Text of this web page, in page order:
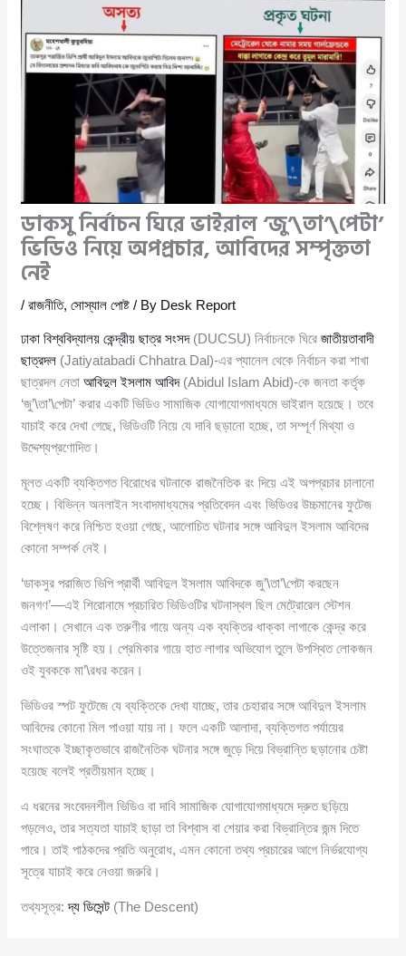
ডাকসু নির্বাচন ঘিরে ভাইরাল ‘জু’\তা’\পেটা’
ভিডিও নিয়ে অপপ্রচার, আবিদের সম্পৃক্ততা
নেই
/রাজনীতি,সোস্যাল পোষ্ট / By Desk Report
ঢাকা বিশ্ববিদ্যালয় কেন্দ্রীয় ছাত্র সংসদ(DUCSU) নির্বাচনকে ঘিরেজাতীয়তাবাদী
ছাত্রদল (Jatiyatabadi Chhatra Dal)-এর প্যানেল থেকে নির্বাচন করা শাখা
ছাত্রদল নেতাআবিদুল ইসলাম আবিদ(Abidul Islam Abid)-কে জনতা কর্তৃক
‘জু’\তা’\পেটা’ করার একটি ভিডিও সামাজিক যোগাযোগমাধ্যমে ভাইরাল হয়েছে। তবে
যাচাই করে দেখা গেছে, ভিডিওটি নিয়ে যে দাবি ছড়ানো হচ্ছে, তা সম্পূর্ণ মিথ্যা ও
উদ্দেশ্যপ্রণোদিত।
মূলত একটি ব্যক্তিগত বিরোধের ঘটনাকে রাজনৈতিক রং দিয়ে এই অপপ্রচার চালানো
হচ্ছে। বিভিন্ন অনলাইন সংবাদমাধ্যমের প্রতিবেদন এবং ভিডিওর উচ্চমানের ফুটেজ
বিশ্লেষণ করে নিশ্চিত হওয়া গেছে, আলোচিত ঘটনার সঙ্গে আবিদুল ইসলাম আবিদের
কোনো সম্পর্ক নেই।
‘ডাকসুর পরাজিত ভিপি প্রার্থী আবিদুল ইসলাম আবিদকে জু’\তা’\পেটা করছেন
জনগণ’—এই শিরোনামে প্রচারিত ভিডিওটির ঘটনাস্থল ছিল মেট্রোরেল স্টেশন
এলাকা। সেখানে এক তরুণীর গায়ে অন্য এক ব্যক্তির ধাক্কা লাগাকে কেন্দ্র করে
উত্তেজনার সৃষ্টি হয়। প্রেমিকার গায়ে হাত লাগার অভিযোগ তুলে উপস্থিত লোকজন
ওই যুবককে মা’\রধর করেন।
ভিডিওর স্পট ফুটেজে যে ব্যক্তিকে দেখা যাচ্ছে, তার চেহারার সঙ্গে আবিদুল ইসলাম
আবিদের কোনো মিল পাওয়া যায় না। ফলে একটি আলাদা, ব্যক্তিগত পর্যায়ের
সংঘাতকে ইচ্ছাকৃতভাবে রাজনৈতিক ঘটনার সঙ্গে জুড়ে দিয়ে বিভ্রান্তি ছড়ানোর চেষ্টা
হয়েছে বলেই প্রতীয়মান হচ্ছে।
এ ধরনের সংবেদনশীল ভিডিও বা দাবি সামাজিক যোগাযোগমাধ্যমে দ্রুত ছড়িয়ে
পড়লেও, তার সত্যতা যাচাই ছাড়া তা বিশ্বাস বা শেয়ার করা বিভ্রান্তির জন্ম দিতে
পারে। তাই পাঠকদের প্রতি অনুরোধ, এমন কোনো তথ্য প্রচারের আগে নির্ভরযোগ্য
সূত্রে যাচাই করে নেওয়া জরুরি।
তথ্যসূত্র:দ্য ডিসেন্ট (The Descent)